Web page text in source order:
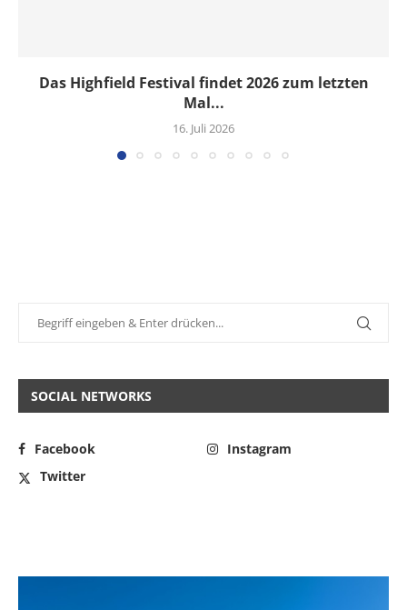
Das Highfield Festival findet 2026 zum letzten
Mal...
16. Juli 2026
SOCIAL NETWORKS
Facebook
Instagram
Twitter